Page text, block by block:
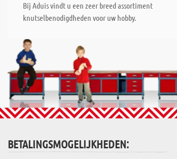
Bij Aduis vindt u een zeer breed assortiment
knutselbenodigdheden voor uw hobby.
BETALINGSMOGELIJKHEDEN: